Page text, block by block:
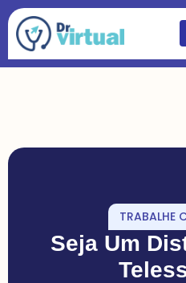
TRABALHE
Seja Um